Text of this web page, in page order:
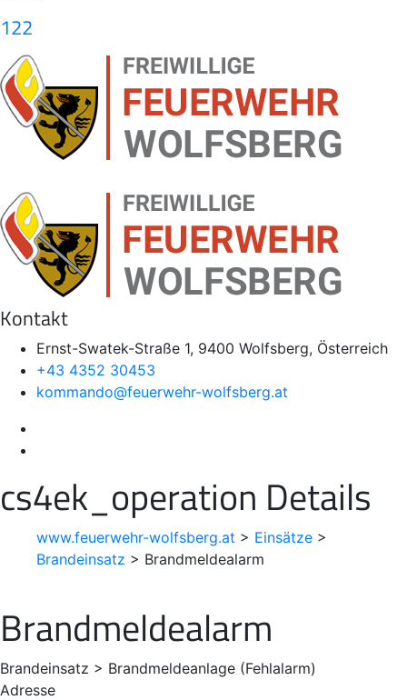
122
Kontakt
Ernst-Swatek-Straße 1, 9400 Wolfsberg, Österreich
+43 4352 30453
kommando@feuerwehr-wolfsberg.at
cs4ek_operation Details
www.feuerwehr-wolfsberg.at > Einsätze >
Brandeinsatz > Brandmeldealarm
Brandmeldealarm
Brandeinsatz > Brandmeldeanlage (Fehlalarm)
Adresse